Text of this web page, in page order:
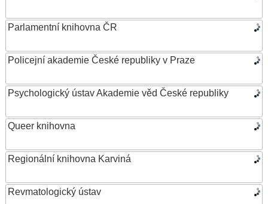
Parlamentní knihovna ČR
Policejní akademie České republiky v Praze
Psychologický ústav Akademie věd České republiky
Queer knihovna
Regionální knihovna Karviná
Revmatologický ústav